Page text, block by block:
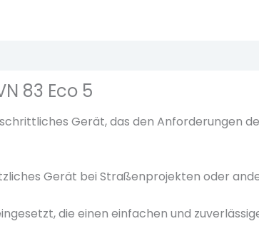
.
3
o
83 Eco 5
Gerät, das den Anforderungen
Gerät bei Straßenprojekten oder
die einen einfachen und